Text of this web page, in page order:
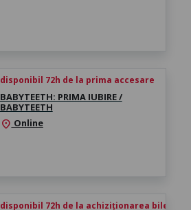
disponibil 72h de la prima accesare
BABYTEETH: PRIMA IUBIRE /
BABYTEETH
location_on Online
disponibil 72h de la achiziționarea biletului